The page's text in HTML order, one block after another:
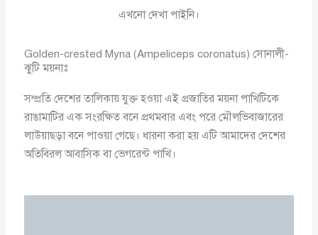
এখনো দেখা পাইনি।
Golden-crested Myna (Ampeliceps coronatus) সোনালী-
ঝুটি ময়নাঃ
সম্প্রতি দেশের তালিকায় যুক্ত হওয়া এই প্রজাতির ময়না পাখিটিকে
রাঙামাটির এক সংরক্ষিত বনে প্রথমবার এবং পরে মৌলভিবাজারের
লাউয়াছড়া বনে পাওয়া গেছে। ধারনা করা হয় এটি আমাদের দেশের
অতিবিরল আবাসিক বা ভেগরেন্ট পাখি।